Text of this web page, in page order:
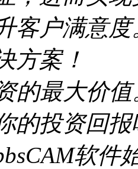
客户满意
方案！
的最大价值
的投资回
软件